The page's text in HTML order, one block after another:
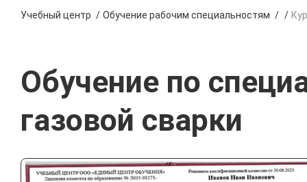
Учебный центр Обучение рабочим специальностям
Обучение по
газовой сварки